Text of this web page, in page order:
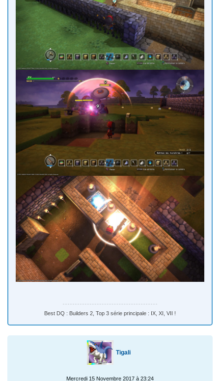
Best DQ : Builders 2, Top 3 série principale : IX, XI, VII !
Tigali
Mercredi 15 Novembre 2017 à 23:24